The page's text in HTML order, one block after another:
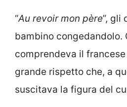
“Au revoir mon père”, gli
bambino congedandolo.
comprendeva il
grande rispetto che, a
suscitava la figura del